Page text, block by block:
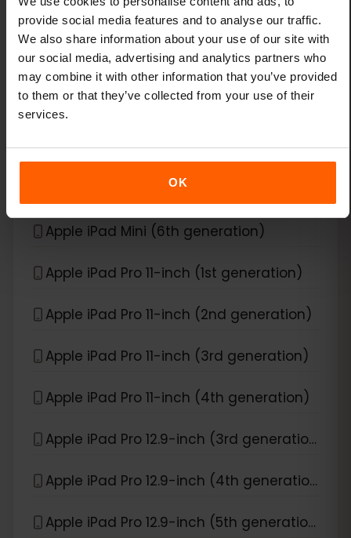
provide social media features and to analyse our traffic.
We also share information about your use of our site with
our social media, advertising and analytics partners who
may combine it with other information that you’ve provided
to them or that they’ve collected from your use of their
services.
OK
Apple iPad Air (3rd generation)
Apple iPad Air (4th generation)
Apple iPad Air (5th generation)
Apple iPad Air (6th generation)
Apple iPad Mini (5th generation)
Apple iPad Mini (6th generation)
Apple iPad Pro 11-inch (1st generation)
Apple iPad Pro 11-inch (2nd generation)
Apple iPad Pro 11-inch (3rd generation)
Apple iPad Pro 11-inch (4th generation)
Apple iPad Pro 12.9-inch (3rd generation)
Apple iPad Pro 12.9-inch (4th generation)
Apple iPad Pro 12.9-inch (5th generation)